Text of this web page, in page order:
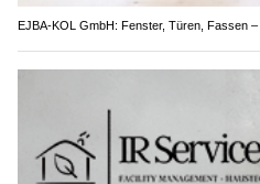
EJBA-KOL GmbH: Fenster, Türen, Fassen